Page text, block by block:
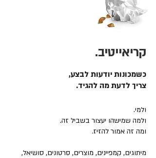
קריאייטיב.
כשמכונות יודעות לבצע,
צריך לדעת מה להגיד.
ולמי.
ולמה שמישהו יעצור בשביל זה.
ומה זה אמור להזיז.
מיתוגים, קמפיינים, מוצרים, סרטונים, סושיאל,